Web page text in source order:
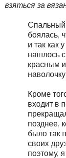
взяться за
Спальный
боялась,
и так как
нашлось
красным
Кроме
входит в
позднее,
было так
своих
поэтому,